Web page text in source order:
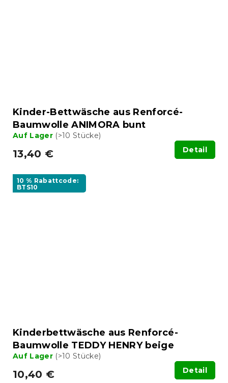
Kinder-Bettwäsche aus Renforcé-
Baumwolle ANIMORA bunt
Auf Lager (>10 Stücke)
13,40 € Detail
10 % Rabattcode:
BTS10
Kinderbettwäsche aus Renforcé-
Baumwolle TEDDY HENRY beige
Auf Lager (>10 Stücke)
10,40 € Detail